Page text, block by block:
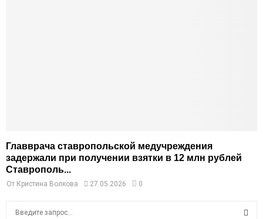
Главврача ставропольской медучреждения
задержали при получении взятки в 12 млн рублей
Ставрополь...
От Кристина Волкова 27.05.2026 0